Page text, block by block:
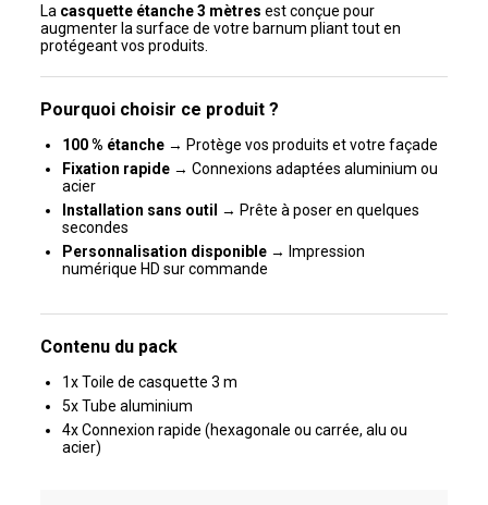
La casquette étanche 3 mètres est conçue pour
augmenter la surface de votre barnum pliant tout en
protégeant vos produits.
Pourquoi choisir ce produit ?
100 % étanche → Protège vos produits et votre façade
Fixation rapide → Connexions adaptées aluminium ou
acier
Installation sans outil
→ Prête à poser en quelques
secondes
Personnalisation disponible → Impression
numérique HD sur commande
Contenu du pack
1x Toile de casquette 3 m
5x Tube aluminium
4x Connexion rapide (hexagonale ou carrée, alu ou
acier)